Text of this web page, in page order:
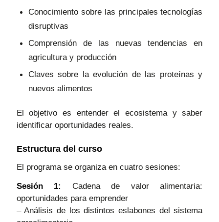
Conocimiento sobre las principales tecnologías
disruptivas
Comprensión de las nuevas tendencias en
agricultura y producción
Claves sobre la evolución de las proteínas y
nuevos alimentos
El objetivo es entender el ecosistema y saber
identificar oportunidades reales.
Estructura del curso
El programa se organiza en cuatro sesiones:
Sesión 1: Cadena de valor alimentaria:
oportunidades para emprender
– Análisis de los distintos eslabones del sistema